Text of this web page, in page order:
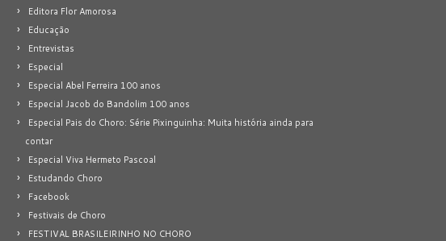
Editora Flor Amorosa
Educação
Entrevistas
Especial
Especial Abel Ferreira 100 anos
Especial Jacob do Bandolim 100 anos
Especial Pais do Choro: Série Pixinguinha: Muita história ainda para
contar
Especial Viva Hermeto Pascoal
Estudando Choro
Facebook
Festivais de Choro
FESTIVAL BRASILEIRINHO NO CHORO